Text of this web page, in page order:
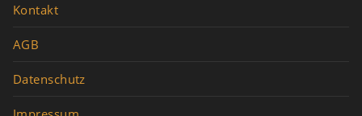
Kontakt
AGB
Datenschutz